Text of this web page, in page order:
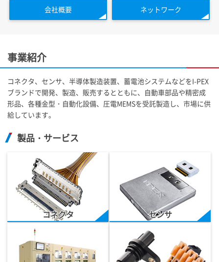
会社概要 ネットワーク
事業紹介
コネクタ、センサ、半導体製造装置、蓄電池システムなどをI-PEX
ブランドで開発、製造、販売するとともに、自動車部品や精密成
形品、各種金型・自動化設備、圧電MEMSを受託製造し、市場に供
給しています。
製品・サービス
コネクタ センサ